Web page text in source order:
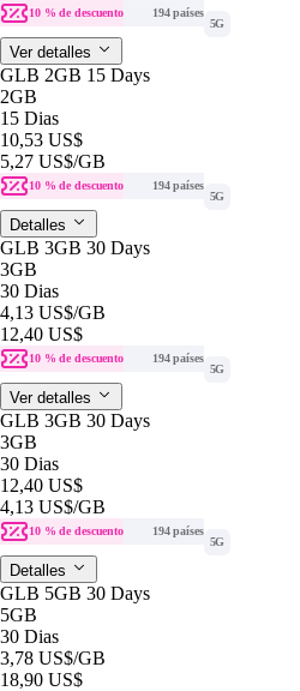
10 % de descuento
194 países
5G
Ver detalles
GLB 2GB 15 Days
2GB
15 Dias
10,53 US$
5,27 US$/GB
10 % de descuento
194 países
5G
Detalles
GLB 3GB 30 Days
3GB
30 Dias
4,13 US$/GB
12,40 US$
10 % de descuento
194 países
5G
Ver detalles
GLB 3GB 30 Days
3GB
30 Dias
12,40 US$
4,13 US$/GB
10 % de descuento
194 países
5G
Detalles
GLB 5GB 30 Days
5GB
30 Dias
3,78 US$/GB
18,90 US$